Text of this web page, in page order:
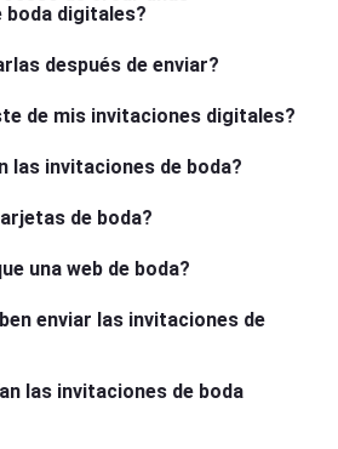
boda digitales?
después de enviar?
de mis invitaciones digitales?
las invitaciones de boda?
de boda?
una web de boda?
enviar las invitaciones de
las invitaciones de boda